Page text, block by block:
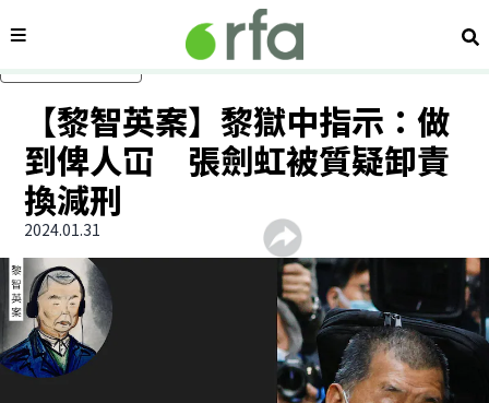
內容分類 搜
【黎智英案】黎獄中指示：做
到俾人冚 張劍虹被質疑卸責
換減刑
2024.01.31